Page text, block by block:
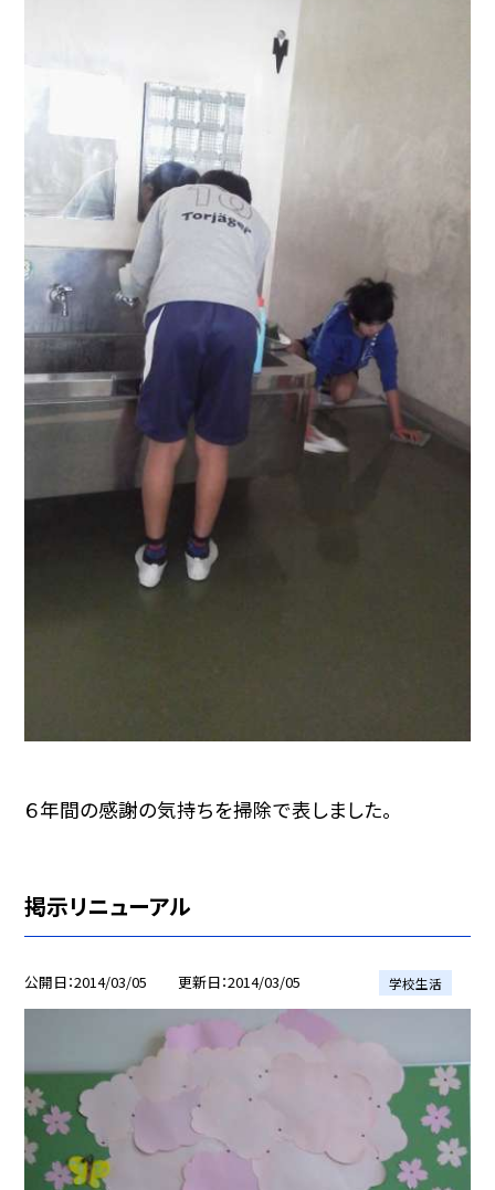
６年間の感謝の気持ちを掃除で表しました。
掲示リニューアル
公開日 2014/03/05 更新日 2014/03/05 学校生活